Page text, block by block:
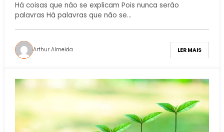
Há coisas que não se explicam Pois nunca serão
palavras Há palavras que não se…
Arthur Almeida LER MAIS